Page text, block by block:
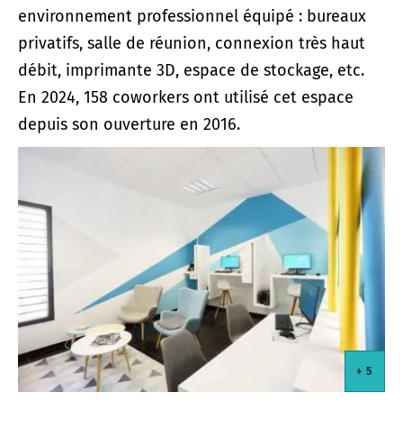
environnement professionnel équipé : bureaux
privatifs, salle de réunion, connexion très haut
débit, imprimante 3D, espace de stockage, etc.
En 2024, 158 coworkers ont utilisé cet espace
depuis son ouverture en 2016.
+ 5
+ 5
+ 5